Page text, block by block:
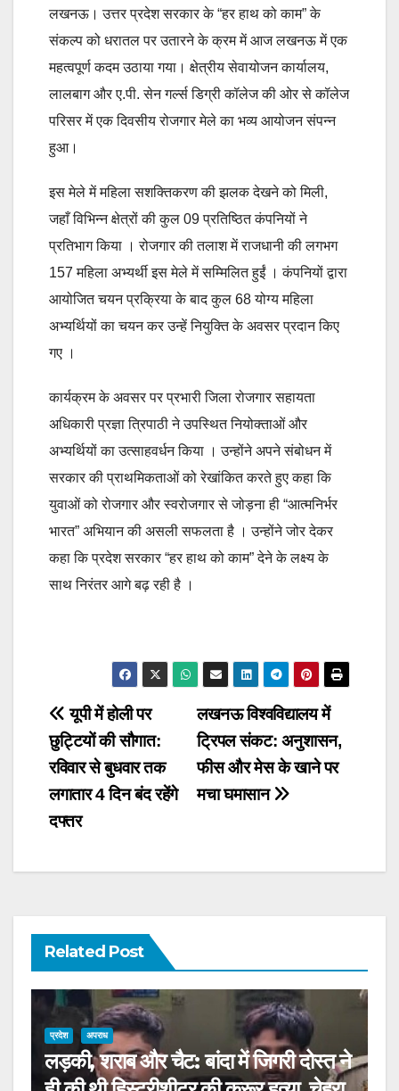
लखनऊ। उत्तर प्रदेश सरकार के “हर हाथ को काम” के
संकल्प को धरातल पर उतारने के क्रम में आज लखनऊ में एक
महत्वपूर्ण कदम उठाया गया। क्षेत्रीय सेवायोजन कार्यालय,
लालबाग और ए.पी. सेन गर्ल्स डिग्री कॉलेज की ओर से कॉलेज
परिसर में एक दिवसीय रोजगार मेले का भव्य आयोजन संपन्न
हुआ।
इस मेले में महिला सशक्तिकरण की झलक देखने को मिली,
जहाँ विभिन्न क्षेत्रों की कुल 09 प्रतिष्ठित कंपनियों ने
प्रतिभाग किया । रोजगार की तलाश में राजधानी की लगभग
157 महिला अभ्यर्थी इस मेले में सम्मिलित हुईं । कंपनियों द्वारा
आयोजित चयन प्रक्रिया के बाद कुल 68 योग्य महिला
अभ्यर्थियों का चयन कर उन्हें नियुक्ति के अवसर प्रदान किए
गए ।
कार्यक्रम के अवसर पर प्रभारी जिला रोजगार सहायता
अधिकारी प्रज्ञा त्रिपाठी ने उपस्थित नियोक्ताओं और
अभ्यर्थियों का उत्साहवर्धन किया । उन्होंने अपने संबोधन में
सरकार की प्राथमिकताओं को रेखांकित करते हुए कहा कि
युवाओं को रोजगार और स्वरोजगार से जोड़ना ही “आत्मनिर्भर
भारत” अभियान की असली सफलता है । उन्होंने जोर देकर
कहा कि प्रदेश सरकार “हर हाथ को काम” देने के लक्ष्य के
साथ निरंतर आगे बढ़ रही है ।
Post
navigation
लखनऊ विश्वविद्यालय में
ट्रिपल संकट: अनुशासन,
फीस और मेस के खाने पर
मचा घमासान
यूपी में होली पर
छुट्टियों की सौगात:
रविवार से बुधवार तक
लगातार 4 दिन बंद रहेंगे
दफ्तर
Related Post
प्रदेश अपराध
लड़की, शराब और चैट: बांदा में जिगरी दोस्त ने